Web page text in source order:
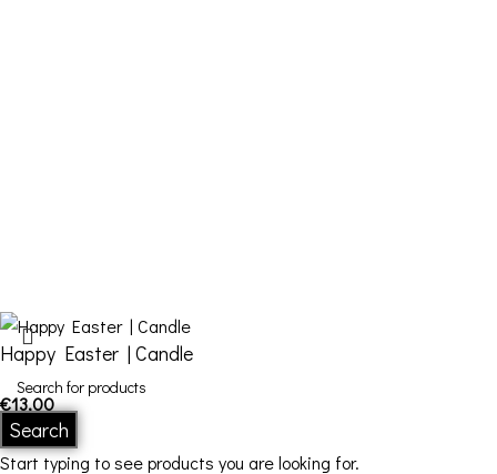
Search
Start typing to see products you are looking for.
Happy Easter | Candle
€13,00
In stock